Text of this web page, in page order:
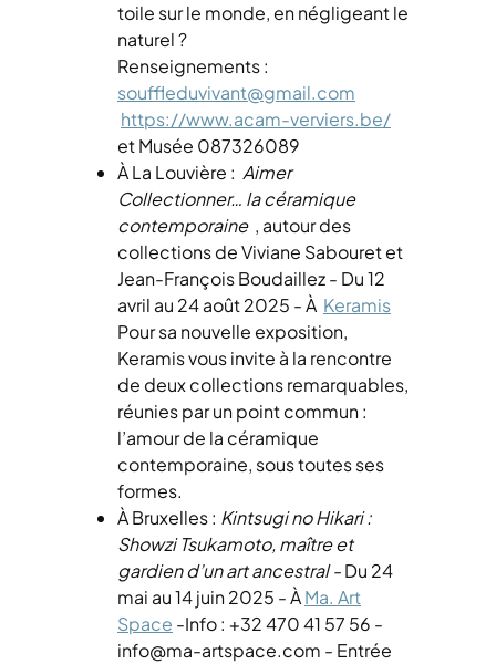
toile sur le monde, en négligeant le
naturel ?
Renseignements :
souffleduvivant@gmail.com
https://www.acam-verviers.be/
et Musée 087326089
À La Louvière : Aimer
Collectionner… la céramique
contemporaine, autour des
collections de Viviane Sabouret et
Jean-François Boudaillez - Du 12
avril au 24 août 2025 - À Keramis
Pour sa nouvelle exposition,
Keramis vous invite à la rencontre
de deux collections remarquables,
réunies par un point commun :
l’amour de la céramique
contemporaine, sous toutes ses
formes.
À Bruxelles : Kintsugi no Hikari :
Showzi Tsukamoto, maître et
gardien d’un art ancestral -Du 24
mai au 14 juin 2025 - ÀMa. Art
Space -Info : +32 470 41 57 56 -
info@ma-artspace.com - Entrée